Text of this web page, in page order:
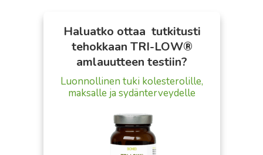
Haluatko ottaa tutkitusti
tehokkaan TRI-LOW®
amlauutteen testiin?
Luonnollinen tuki kolesterolille,
maksalle ja sydänterveydelle